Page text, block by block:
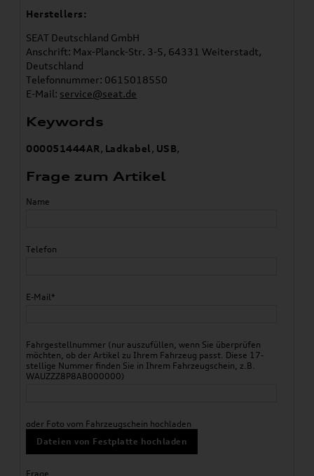
Herstellers:
SEAT Deutschland GmbH
Anschrift: Max-Planck-Str. 3-5, 64331 Weiterstadt,
Deutschland
Telefonnummer: 0615018550
E-Mail: service@seat.de
Keywords
000051444AR, Ladkabel, USB,
Frage zum Artikel
Name
Telefon
E-Mail*
Fahrgestellnummer (nur auszufüllen, wenn Sie überprüfen
möchten, ob der Artikel zu Ihrem Fahrzeug passt. Diese 17-
stellige Nummer finden Sie in Ihrem Fahrzeugschein, z.B.
WAUZZZ8P8AB000000)
oder Foto vom Fahrzeugschein hochladen
Dateien von Festplatte hochladen
Frage